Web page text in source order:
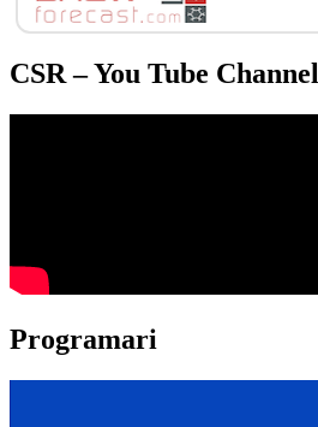
CSR – You Tube Channel
Programari